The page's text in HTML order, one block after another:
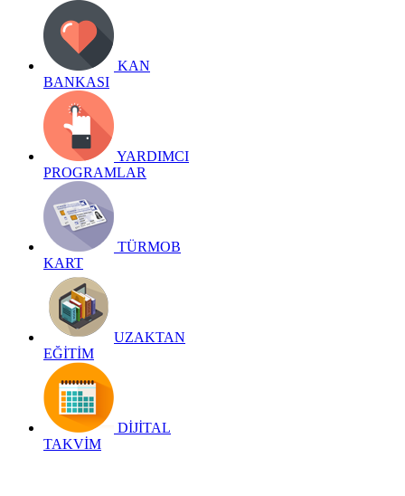
KAN
BANKASI
YARDIMCI
PROGRAMLAR
TÜRMOB
KART
UZAKTAN
EĞİTİM
DİJİTAL
TAKVİM